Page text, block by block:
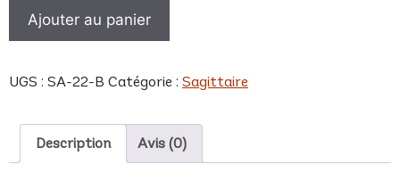
22
Ajouter au panier
UGS : SA-22-B Catégorie : Sagittaire
Description Avis (0)